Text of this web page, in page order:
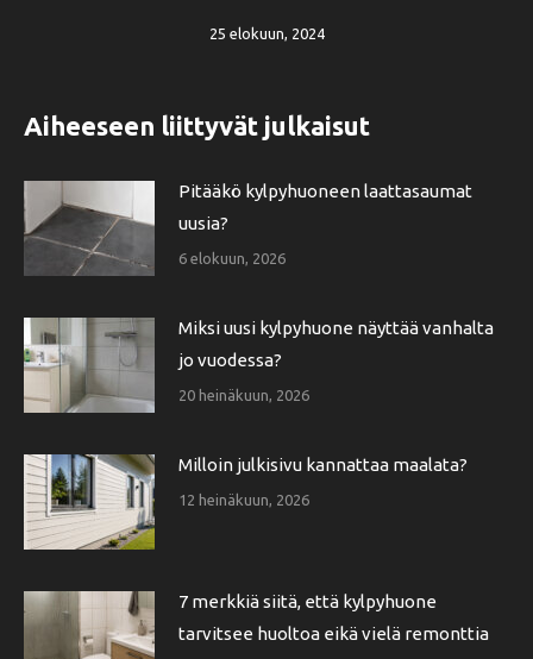
25 elokuun, 2024
Aiheeseen liittyvät julkaisut
Pitääkö kylpyhuoneen laattasaumat
uusia?
6 elokuun, 2026
Miksi uusi kylpyhuone näyttää vanhalta
jo vuodessa?
20 heinäkuun, 2026
Milloin julkisivu kannattaa maalata?
12 heinäkuun, 2026
7 merkkiä siitä, että kylpyhuone
tarvitsee huoltoa eikä vielä remonttia